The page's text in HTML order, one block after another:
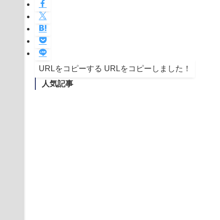
URLをコピーする URLをコピーしました！
人気記事